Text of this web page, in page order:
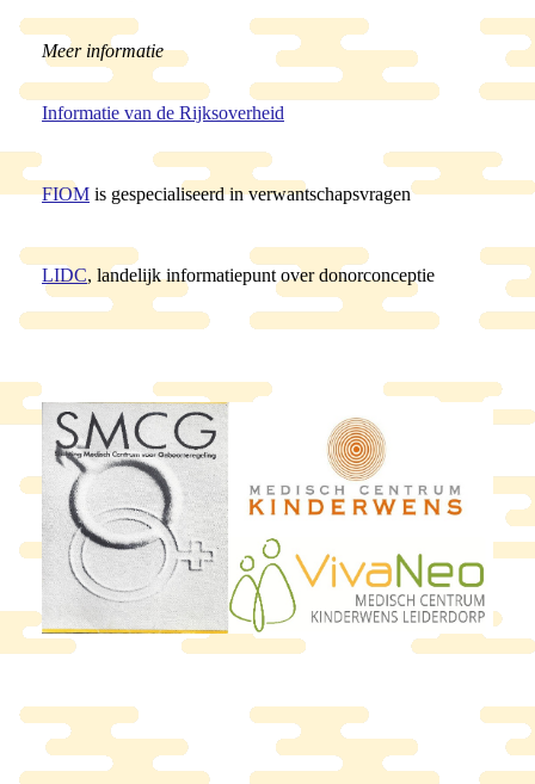
Meer informatie
Informatie van de Rijksoverheid
FIOM is gespecialiseerd in verwantschapsvragen
LIDC, landelijk informatiepunt over donorconceptie